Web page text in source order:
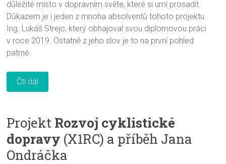
důležité místo v dopravním světe, které si umí prosadit.
Důkazem je i jeden z mnoha absolventů tohoto projektu
Ing. Lukáš Strejc, který obhajoval svou diplomovou práci
v roce 2019. Ostatně z jeho slov je to na první pohled
patrné.
Čti dál
Projekt Rozvoj cyklistické
dopravy (X1RC) a příběh Jana
Ondráčka